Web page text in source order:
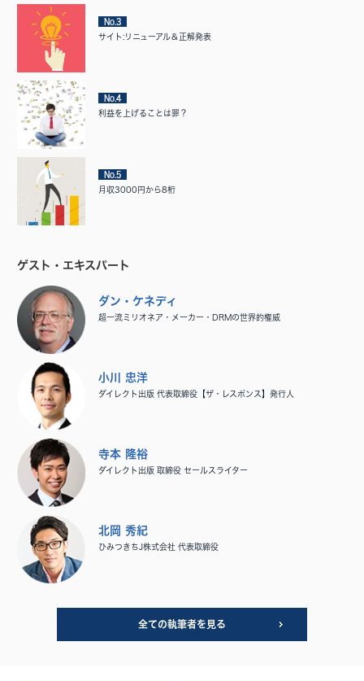
No.3
サイト:リニューアル＆正解発表
No.4
利益を上げることは罪？
No.5
月収3000円から8桁
ゲスト・エキスパート
ダン・ケネディ
超一流ミリオネア・メーカー・DRMの世界的権威
小川 忠洋
ダイレクト出版 代表取締役【ザ・レスポンス】発行人
寺本 隆裕
ダイレクト出版 取締役 セールスライター
北岡 秀紀
ひみつきちJ株式会社 代表取締役
全ての執筆者を見る